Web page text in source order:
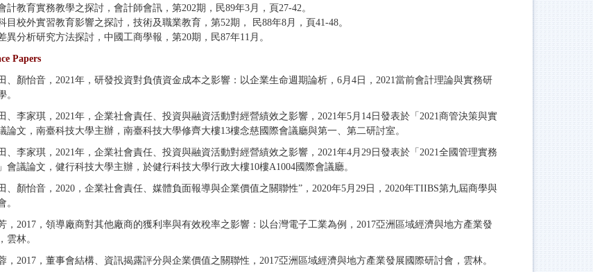
計教育實務教學之探討，會計師會訊，第202期，民89年3月，頁27-42。
目校外實習教育影響之探討，技術及職業教育，第52期， 民88年8月，頁41-48。
異分析研究方法探討，中國工商學報，第20期，民87年11月。
Papers
、顏怡音，2021年，研發投資對負債資金成本之影響：以企業生命週期論析，6月4日，2021當前會計理論與實務研
。
、李家琪，2021年，企業社會責任、投資與融資活動對經營績效之影響，2021年5月14日發表於「2021商管決策與實
論文，南臺科技大學主辦，南臺科技大學修齊大樓13樓念慈國際會議廳與第一、第二研討室。
、李家琪，2021年，企業社會責任、投資與融資活動對經營績效之影響，2021年4月29日發表於「2021全國管理實務
會議論文，健行科技大學主辦，於健行科技大學行政大樓10樓A1004國際會議廳。
、顏怡音，2020，企業社會責任、媒體負面報導與企業價值之關聯性”，2020年5月29日，2020年TIIBS第九屆商學與
。
，2017，領導廠商對其他廠商的獲利率與有效稅率之影響：以台灣電子工業為例，2017亞洲區域經濟與地方產業發
雲林。
，2017，董事會結構、資訊揭露評分與企業價值之關聯性，2017亞洲區域經濟與地方產業發展國際研討會，雲林。